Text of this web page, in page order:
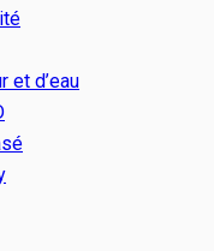
et d’eau